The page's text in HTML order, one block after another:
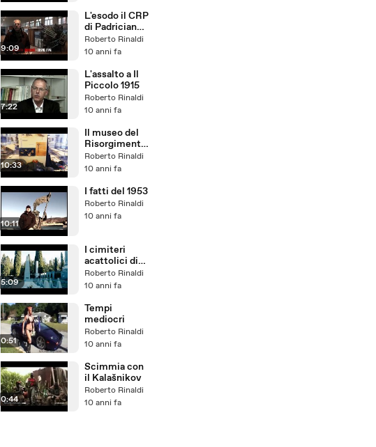
9:09
L'esodo il CRP
di Padriciano
e il
monumento a
1944 - 1958
Roberto Rinaldi
10 anni fa
7:22
L'assalto a Il
Piccolo 1915
Roberto Rinaldi
10 anni fa
10:33
Il museo del
Risorgimento
ed il sacrario
Oberdan
Roberto Rinaldi
10 anni fa
10:11
I fatti del 1953
Roberto Rinaldi
10 anni fa
5:09
I cimiteri
acattolici di
Trieste
Roberto Rinaldi
10 anni fa
0:51
Tempi
mediocri
Roberto Rinaldi
10 anni fa
0:44
Scimmia con
il Kalašnikov
Roberto Rinaldi
10 anni fa